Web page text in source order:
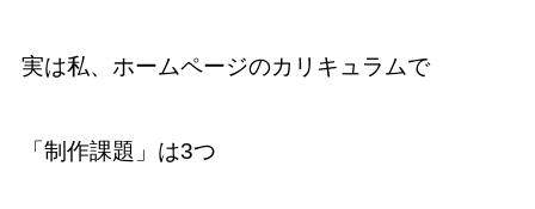
実は私、ホームページのカリキュラムで
「制作課題」は3つ